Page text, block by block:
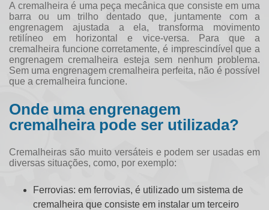
A cremalheira é uma peça mecânica que consiste em uma
barra ou um trilho dentado que, juntamente com a
engrenagem ajustada a ela, transforma movimento
retilíneo em horizontal e vice-versa. Para que a
cremalheira funcione corretamente, é imprescindível que a
engrenagem cremalheira esteja sem nenhum problema.
Sem uma engrenagem cremalheira perfeita, não é possível
que a cremalheira funcione.
Onde uma engrenagem
cremalheira pode ser utilizada?
Cremalheiras são muito versáteis e podem ser usadas em
diversas situações, como, por exemplo:
Ferrovias: em ferrovias, é utilizado um sistema de
cremalheira que consiste em instalar um terceiro